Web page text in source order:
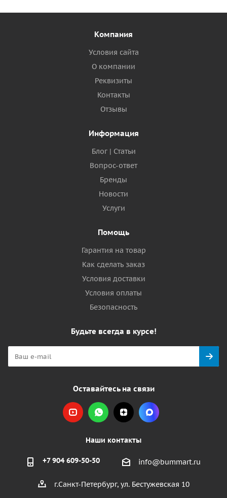
Компания
Условия сайта
О компании
Реквизиты
Контакты
Отзывы
Информация
Блог | Статьи
Вопрос-ответ
Бренды
Новости
Услуги
Помощь
Гарантия на товар
Как сделать заказ
Условия доставки
Условия оплаты
Безопасность
Будьте всегда в курсе!
Оставайтесь на связи
Наши контакты
+7 904 609-50-50 info@bummart.ru
г.Санкт-Петербург, ул. Бестужевская 10